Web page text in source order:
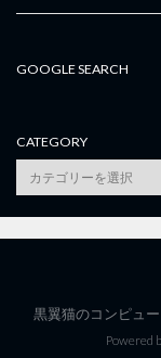
GOOGLE SEARCH
CATEGORY
category
黒翼猫のコンピュ
Powered